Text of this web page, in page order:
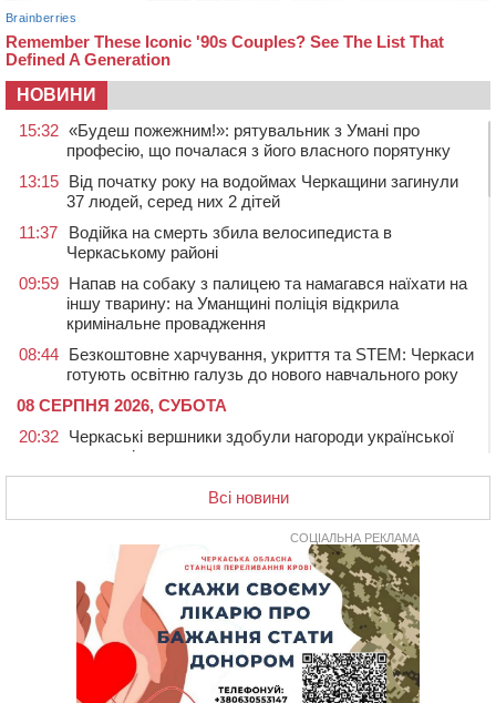
НОВИНИ
15:32 «Будеш пожежним!»: рятувальник з Умані про
професію, що почалася з його власного порятунку
13:15 Від початку року на водоймах Черкащини загинули
37 людей, серед них 2 дітей
11:37
Водійка на смерть збила велосипедиста в
Черкаському районі
09:59 Напав на собаку з палицею та намагався наїхати на
іншу тварину: на Уманщині поліція відкрила
кримінальне провадження
08:44 Безкоштовне харчування, укриття та STEM: Черкаси
готують освітню галузь до нового навчального року
08 СЕРПНЯ 2026, СУБОТА
20:32 Черкаські вершники здобули нагороди української
першості
На Уманщині експосадовицю відділу освіти
судитимуть через завдані бюджету збитки
У Єрках прощатимуться з полеглим на Курщині
стрільцем ДШВ
Апеляційний суд підтвердив стягнення майже 250
тис. грн шкоди за незаконний вилов риби
У Черкасах за ніч виявили 15 порушників
комендантської години та 10 нетверезих водіїв
Всі новини
СОЦІАЛЬНА РЕКЛАМА